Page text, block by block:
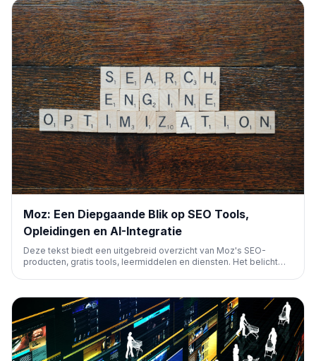
Moz: Een Diepgaande Blik op SEO Tools,
Opleidingen en AI-Integratie
Deze tekst biedt een uitgebreid overzicht van Moz's SEO-
producten, gratis tools, leermiddelen en diensten. Het belicht
omvang.